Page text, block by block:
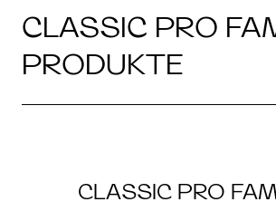
CLASSIC PRO
PRODUKTE
CLASSIC PRO